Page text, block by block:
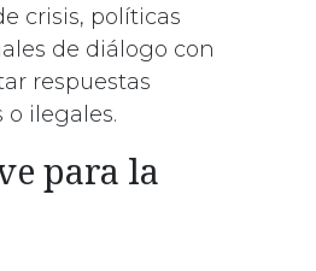
crisis, políticas
de diálogo con
respuestas
o ilegales.​
para la